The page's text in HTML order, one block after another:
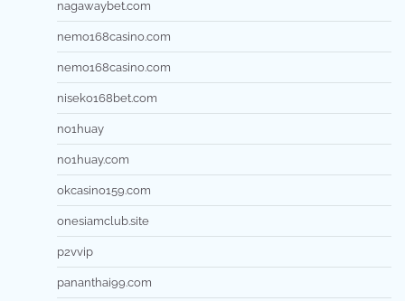
nagawaybet.com
nemo168casino.com
nemo168casino.com
niseko168bet.com
no1huay
no1huay.com
okcasino159.com
onesiamclub.site
p2vvip
pananthai99.com